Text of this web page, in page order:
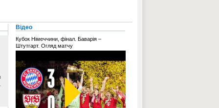
Відео
Кубок Німеччини, фінал. Баварія –
Штутгарт. Огляд матчу